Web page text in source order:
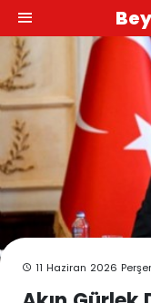
11 Haziran 2026